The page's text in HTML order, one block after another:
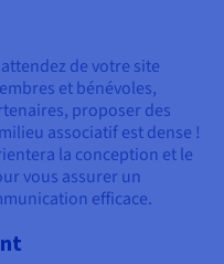
de votre site
et bénévoles,
proposer des
associatif est dense !
la conception et le
vous assurer un
efficace.